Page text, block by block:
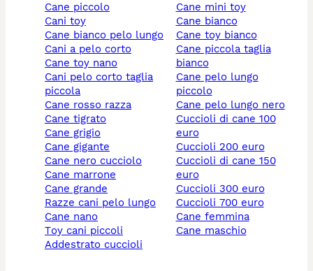
cane piccolo
cani toy
cane bianco pelo lungo
cani a pelo corto
cane toy nano
cani pelo corto taglia
piccola
cane rosso razza
cane tigrato
cane grigio
cane gigante
cane nero cucciolo
cane marrone
cane grande
razze cani pelo lungo
cane nano
toy cani piccoli
addestrato cuccioli
cane mini toy
cane bianco
cane toy bianco
cane piccola taglia
bianco
cane pelo lungo
piccolo
cane pelo lungo nero
cuccioli di cane 100
euro
cuccioli 200 euro
cuccioli di cane 150
euro
cuccioli 300 euro
cuccioli 700 euro
cane femmina
cane maschio